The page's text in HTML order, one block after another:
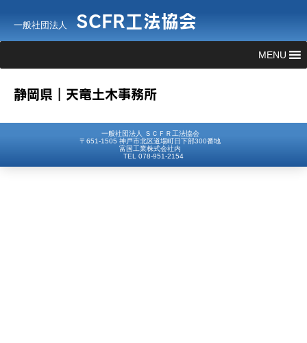
一般社団法人 SCFR工法協会
MENU
静岡県｜天竜土木事務所
一般社団法人 ＳＣＦＲ工法協会
〒651-1505 神戸市北区道場町日下部300番地
富国工業株式会社内
TEL 078-951-2154